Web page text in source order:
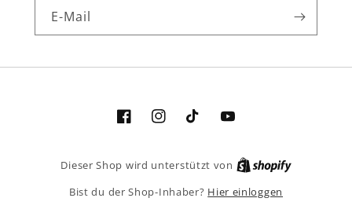
E-Mail
FacebookInstagramTikTokYouTube
Dieser Shop wird unterstützt von
Bist du der Shop-Inhaber? Hier einloggen